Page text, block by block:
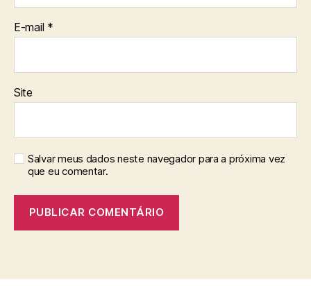
E-mail *
Site
Salvar meus dados neste navegador para a próxima vez
que eu comentar.